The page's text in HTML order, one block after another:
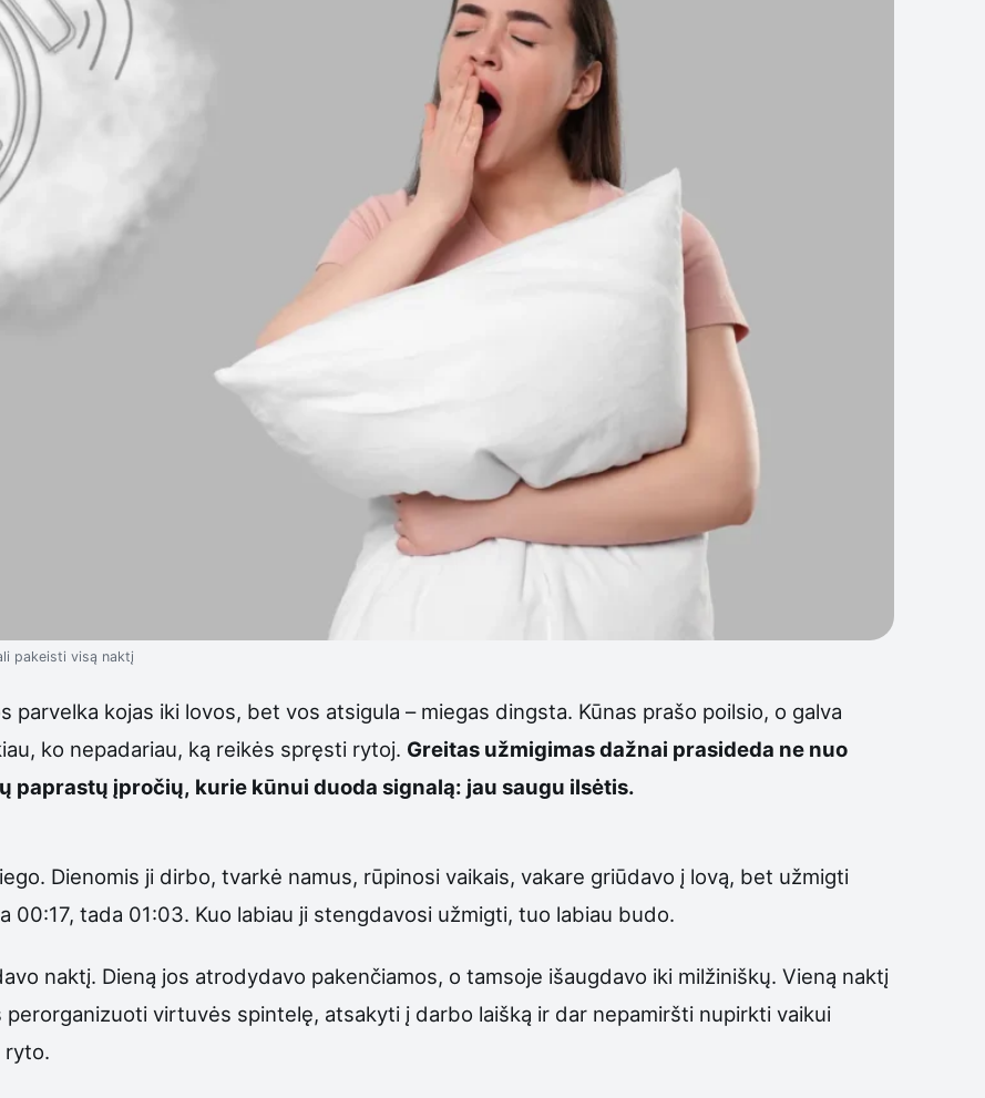
pakeisti visą naktį
parvelka kojas iki lovos, bet vos atsigula – miegas dingsta. Kūnas prašo poilsio, o galva
ko nepadariau, ką reikės spręsti rytoj. Greitas užmigimas dažnai prasideda ne nuo
paprastų įpročių, kurie kūnui duoda signalą: jau saugu ilsėtis.
Dienomis ji dirbo, tvarkė namus, rūpinosi vaikais, vakare griūdavo į lovą, bet užmigti
tada 01:03. Kuo labiau ji stengdavosi užmigti, tuo labiau budo.
naktį. Dieną jos atrodydavo pakenčiamos, o tamsoje išaugdavo iki milžiniškų. Vieną naktį
perorganizuoti virtuvės spintelę, atsakyti į darbo laišką ir dar nepamiršti nupirkti vaikui
ryto.